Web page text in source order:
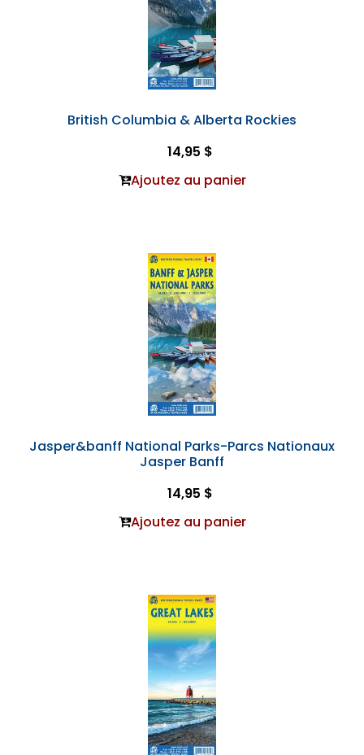
British Columbia & Alberta Rockies
14,95 $
Ajoutez au panier
Jasper&banff National Parks-Parcs Nationaux
Jasper Banff
14,95 $
Ajoutez au panier